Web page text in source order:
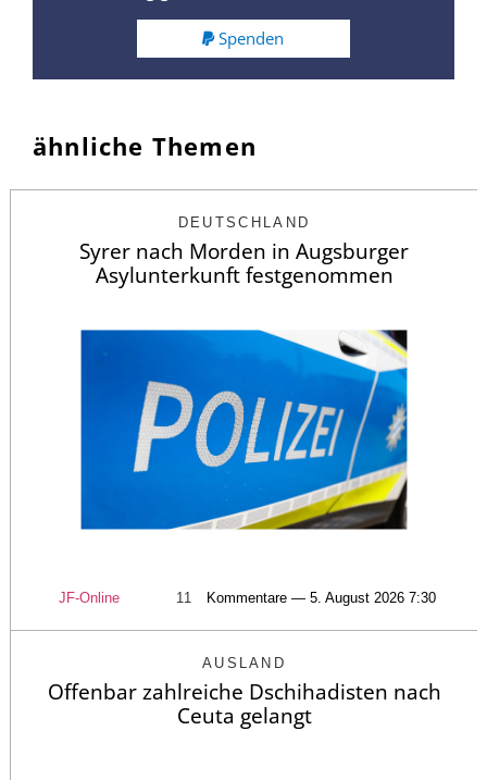
Spenden
ähnliche Themen
DEUTSCHLAND
Syrer nach Morden in Augsburger
Asylunterkunft festgenommen
JF-Online 11 Kommentare — 5. August 2026 7:30
AUSLAND
Offenbar zahlreiche Dschihadisten nach
Ceuta gelangt